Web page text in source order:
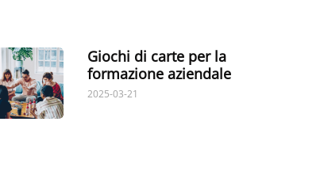
Giochi di carte per la
formazione aziendale
2025-03-21